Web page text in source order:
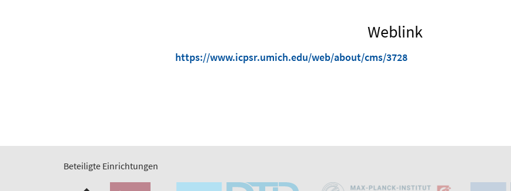
Weblink
https://www.icpsr.umich.edu/web/about/cms/3728
Beteiligte Einrichtungen